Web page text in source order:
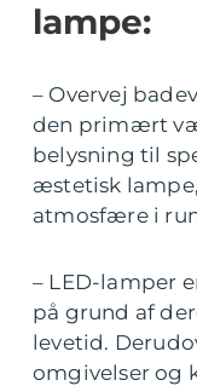
lampe:
– Overvej
den primært
belysning til
æstetisk
atmosfære i
– LED-lamper
på grund af
levetid.
omgivelser og